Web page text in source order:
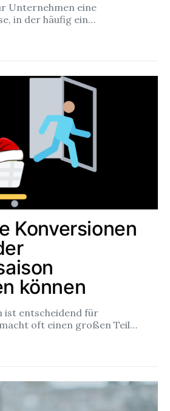
Unternehmen eine
in der häufig ein…
Konversionen
können
ist entscheidend für
oft einen großen Teil…